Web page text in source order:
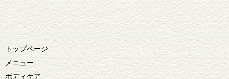
トップページ
メニュー
ボディケア